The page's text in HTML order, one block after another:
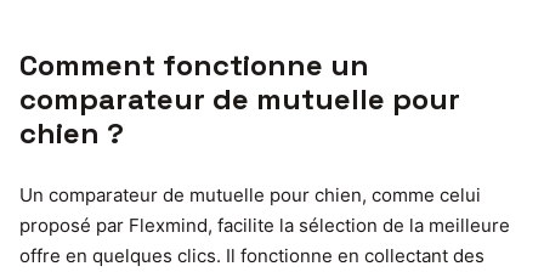
Comment fonctionne un
comparateur de mutuelle pour
chien ?
Un comparateur de mutuelle pour chien, comme celui
proposé par Flexmind, facilite la sélection de la meilleure
offre en quelques clics. Il fonctionne en collectant des